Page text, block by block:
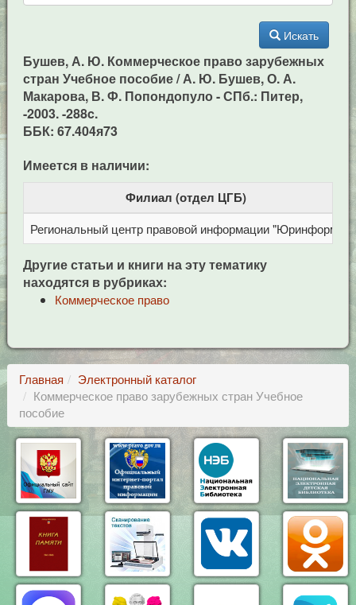
Искать
Бушев, А. Ю. Коммерческое право зарубежных
стран Учебное пособие / А. Ю. Бушев, О. А.
Макарова, В. Ф. Попондопуло - СПб.: Питер,
-2003. -288c.
ББК: 67.404я73
Имеется в наличии:
Филиал (отдел ЦГБ)
Региональный центр правовой информации "Юринформ"
Другие статьи и книги на эту тематику
находятся в рубриках:
Коммерческое право
Главная
Электронный каталог
Коммерческое право зарубежных стран Учебное
пособие